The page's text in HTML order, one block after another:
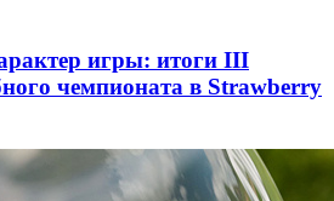
игры: итоги III
чемпионата в Strawberry